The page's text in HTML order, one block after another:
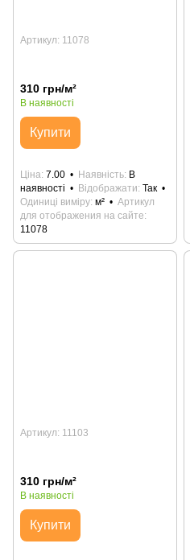
Артикул: 11078
310 грн/м²
В наявності
Купити
Ціна 7.00 Наявність В
наявності
Відображати Так
Одиниці виміру м²
Артикул
для отображения на сайте
11078
Артикул: 11103
310 грн/м²
В наявності
Купити